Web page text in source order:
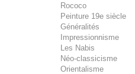
Rococo
Peinture 19e siècle
Généralités
Impressionnisme
Les Nabis
Néo-classicisme
Orientalisme